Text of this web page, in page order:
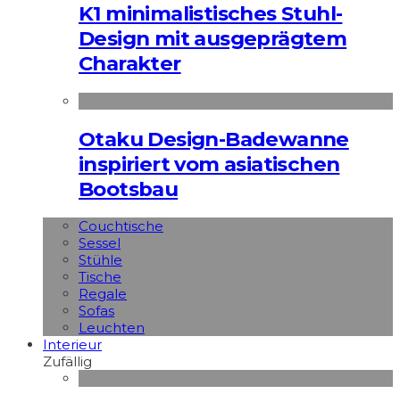
K1 minimalistisches Stuhl-
Design mit ausgeprägtem
Charakter
Otaku Design-Badewanne
inspiriert vom asiatischen
Bootsbau
Couchtische
Sessel
Stühle
Tische
Regale
Sofas
Leuchten
Interieur
Zufällig